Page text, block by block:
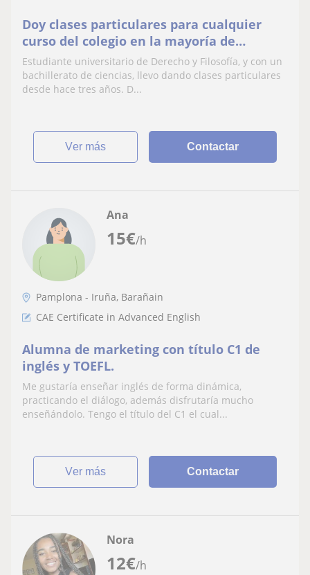
Doy clases particulares para cualquier
curso del colegio en la mayoría de
asignaturas
Estudiante universitario de Derecho y Filosofía, y con un
bachillerato de ciencias, llevo dando clases particulares
desde hace tres años. D...
ver más Contactar
15€/h
Ana
Pamplona - Iruña, Barañain
CAE Certificate in Advanced English
Alumna de marketing con título C1 de
inglés y TOEFL.
Me gustaría enseñar inglés de forma dinámica,
practicando el diálogo, además disfrutaría mucho
enseñándolo. Tengo el título del C1 el cual...
ver más Contactar
12€/h
Nora